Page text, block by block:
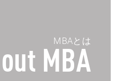
MBAとは
MBA